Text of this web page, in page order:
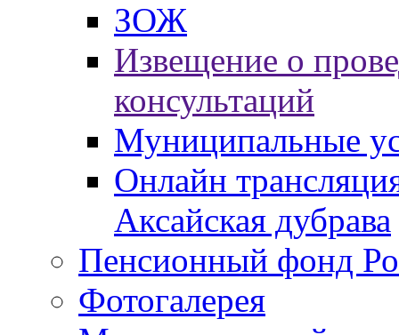
ЗОЖ
Извещение о
консультаций
Муниципальные
Онлайн
Аксайская дубрава
Пенсионный фонд
Фотогалерея